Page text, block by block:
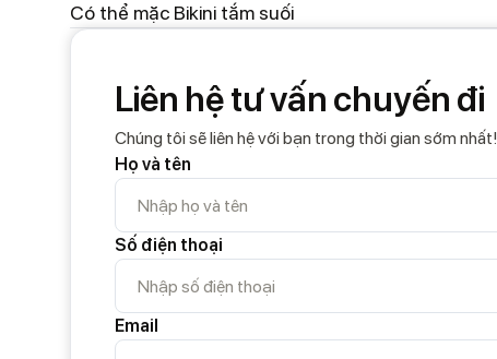
Có thể mặc Bikini tắm suối
Liên hệ tư vấn chuyến đi
Chúng tôi sẽ liên hệ với bạn trong thời gian sớm nhất!
Họ và tên
Số điện thoại
Email